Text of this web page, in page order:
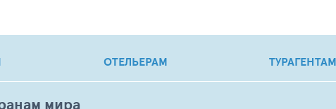
ОТЕЛЬЕРАМ ТУРАГЕНТАМ
мира